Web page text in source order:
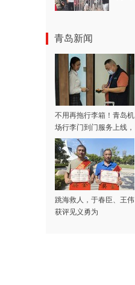
青岛新闻
不用再拖行李箱！青岛机
场行李门到门服务上线，
涵盖31家航司，青岛潍
坊多区市可用
跳海救人，于春臣、王伟
获评见义勇为